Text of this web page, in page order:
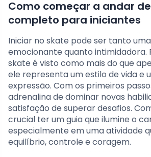
Como começar a andar
completo para iniciantes
Iniciar no skate pode ser tanto
emocionante quanto intimidadora.
skate é visto como mais do que
ele representa um estilo de vida e
expressão. Com os primeiros
adrenalina de dominar novas
satisfação de superar desafios.
crucial ter um guia que ilumine o
especialmente em uma atividade
equilíbrio, controle e coragem.